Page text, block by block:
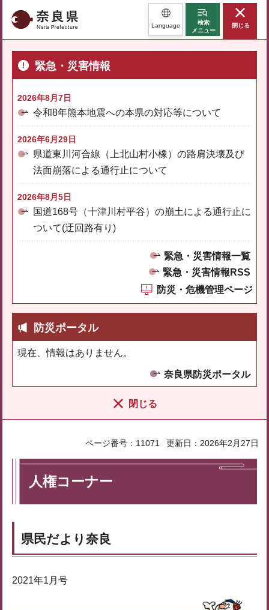
奈良県 Language
検索
メニュー
閉じる
緊急・災害情報
2026年8月7日
令和8年熊本地震への本県の対応等について
2026年6月29日
県道東川河合線（上北山村小橡）の路肩決壊及び
法面崩落による通行止について
2026年8月5日
国道168号（十津川村平谷）の崩土による通行止に
ついて(迂回路有り)
緊急・災害情報一覧
緊急・災害情報RSS
防災・危機管理ページ
防災ポータル
現在、情報はありません。
奈良県防災ポータル
閉じる
ページ番号：11071 更新日：2026年2月27日
人権コーナー
県民だより奈良
2021年1月号